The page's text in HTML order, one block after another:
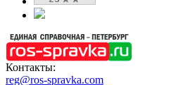
Контакты:
reg@ros-spravka.com